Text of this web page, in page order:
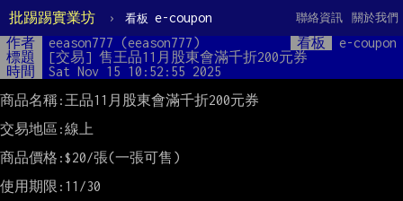
批踢踢實業坊 › 看板 e-coupon 關於我們
聯絡資訊
作者 eeason777 (eeason777) 看板
e-coupon
標題
[交易] 售王品11月股東會滿千折200元券
時間
Sat Nov 15 10:52:55 2025
商品名稱:王品11月股東會滿千折200元券
交易地區:線上
商品價格:$20/張(一張可售)
使用期限:11/30